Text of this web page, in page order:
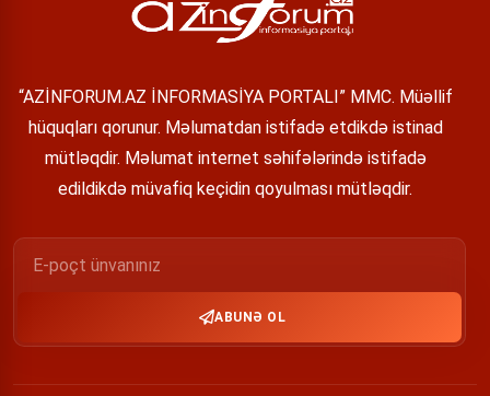
“AZİNFORUM.AZ İNFORMASİYA PORTALI” MMC. Müəllif
hüquqları qorunur. Məlumatdan istifadə etdikdə istinad
mütləqdir. Məlumat internet səhifələrində istifadə
edildikdə müvafiq keçidin qoyulması mütləqdir.
ABUNƏ OL